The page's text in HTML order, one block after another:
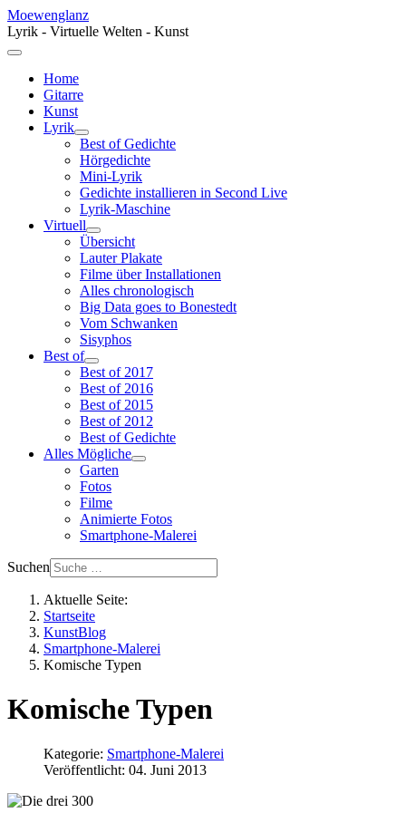
Moewenglanz
Lyrik - Virtuelle Welten - Kunst
Home
Gitarre
Kunst
Lyrik
Best of Gedichte
Hörgedichte
Mini-Lyrik
Gedichte installieren in Second Live
Lyrik-Maschine
Virtuell
Übersicht
Lauter Plakate
Filme über Installationen
Alles chronologisch
Big Data goes to Bonestedt
Vom Schwanken
Sisyphos
Best of
Best of 2017
Best of 2016
Best of 2015
Best of 2012
Best of Gedichte
Alles Mögliche
Garten
Fotos
Filme
Animierte Fotos
Smartphone-Malerei
Suchen
Aktuelle Seite:
Startseite
KunstBlog
Smartphone-Malerei
Komische Typen
Komische Typen
Kategorie: Smartphone-Malerei
Veröffentlicht: 04. Juni 2013